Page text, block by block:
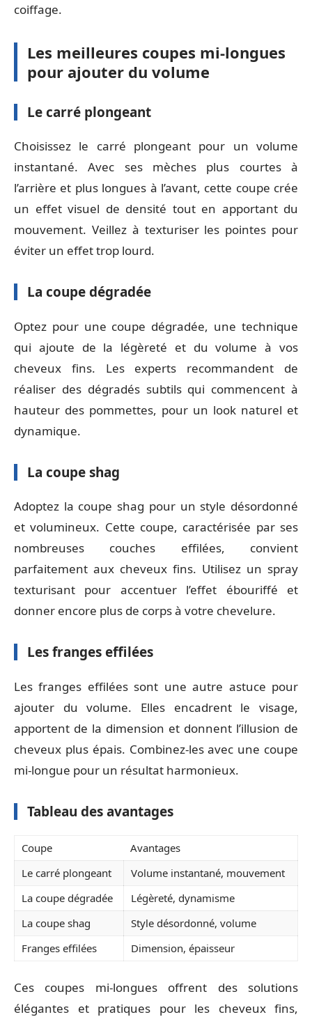
coiffage.
Les meilleures coupes mi-longues
pour ajouter du volume
Le carré plongeant
Choisissez le carré plongeant pour un volume
instantané. Avec ses mèches plus courtes à
l’arrière et plus longues à l’avant, cette coupe crée
un effet visuel de densité tout en apportant du
mouvement. Veillez à texturiser les pointes pour
éviter un effet trop lourd.
La coupe dégradée
Optez pour une coupe dégradée, une technique
qui ajoute de la légèreté et du volume à vos
cheveux fins. Les experts recommandent de
réaliser des dégradés subtils qui commencent à
hauteur des pommettes, pour un look naturel et
dynamique.
La coupe shag
Adoptez la coupe shag pour un style désordonné
et volumineux. Cette coupe, caractérisée par ses
nombreuses couches effilées, convient
parfaitement aux cheveux fins. Utilisez un spray
texturisant pour accentuer l’effet ébouriffé et
donner encore plus de corps à votre chevelure.
Les franges effilées
Les franges effilées sont une autre astuce pour
ajouter du volume. Elles encadrent le visage,
apportent de la dimension et donnent l’illusion de
cheveux plus épais. Combinez-les avec une coupe
mi-longue pour un résultat harmonieux.
Tableau des avantages
Coupe
Avantages
Le carré plongeant
Volume instantané, mouvement
La coupe dégradée
Légèreté, dynamisme
La coupe shag
Style désordonné, volume
Franges effilées
Dimension, épaisseur
Ces coupes mi-longues offrent des solutions
élégantes et pratiques pour les cheveux fins,